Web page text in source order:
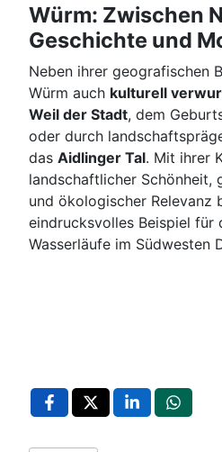
Würm: Zwischen
Geschichte und
Neben ihrer geografischen
Würm auch kulturell
Weil der Stadt, dem
oder durch
das Aidlinger Tal. Mit ihrer
landschaftlicher Schönheit,
und ökologischer Relevanz
eindrucksvolles Beispiel für
Wasserläufe im Südwesten